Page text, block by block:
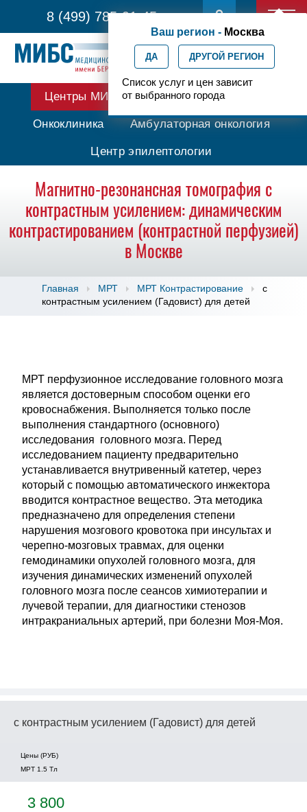
8 (499) 785-91-45
Ваш регион - Москва
ДА ДРУГОЙ РЕГИОН
Список услуг и цен зависит
от выбранного города
Центры МИБС Протонная терапия
Онкоклиника Амбулаторная онкология
Центр эпилептологии
Магнитно-резонансная томография с
контрастным усилением: динамическим
контрастированием (контрастной перфузией)
в Москве
Главная МРТ МРТ Контрастирование
с
контрастным усилением (Гадовист) для детей
МРТ перфузионное исследование головного мозга
является достоверным способом оценки его
кровоснабжения. Выполняется только после
выполнения стандартного (основного)
исследования головного мозга. Перед
исследованием пациенту предварительно
устанавливается внутривенный катетер, через
который с помощью автоматического инжектора
вводится контрастное вещество. Эта методика
предназначено для определения степени
нарушения мозгового кровотока при инсультах и
черепно-мозговых травмах, для оценки
гемодинамики опухолей головного мозга, для
изучения динамических изменений опухолей
головного мозга после сеансов химиотерапии и
лучевой терапии, для диагностики стенозов
интракраниальных артерий, при болезни Моя-Моя.
с контрастным усилением (Гадовист) для детей
Цены (РУБ)
МРТ 1.5 Tл
3 800